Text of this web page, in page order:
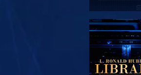
EXPLORA
SERIES